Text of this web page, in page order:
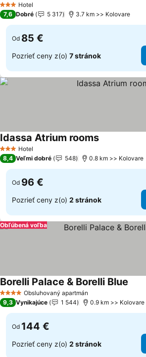
3 Počet hviezdičiek
Hotel
7,6 Dobré 5 317 3.7 km >> Kolovare
Od 85 €
Pozrieť ceny z(o) 7 stránok
3 Počet hviezdičiek
Hotel
Idassa Atrium roomsZobraziť ceny
8,4 Veľmi dobré 548 0.8 km >> Kolovare
Od 96 €
Pozrieť ceny z(o) 2 stránok
Obľúbená voľba
4 Počet hviezdičiek
Obsluhovaný apartmán
Borelli Palace & Borelli Blue
9,3 Vynikajúce 1 544 0.9 km >> Kolovare
Od 144 €
Pozrieť ceny z(o) 2 stránok